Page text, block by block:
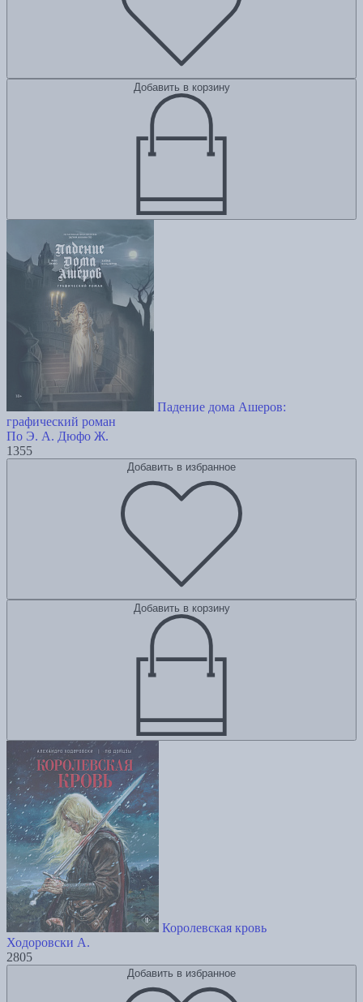
Добавить в корзину
Падение дома Ашеров:
графический роман
По Э. А. Дюфо Ж.
1355
Добавить в избранное
Добавить в корзину
Королевская кровь
Ходоровски А.
2805
Добавить в избранное